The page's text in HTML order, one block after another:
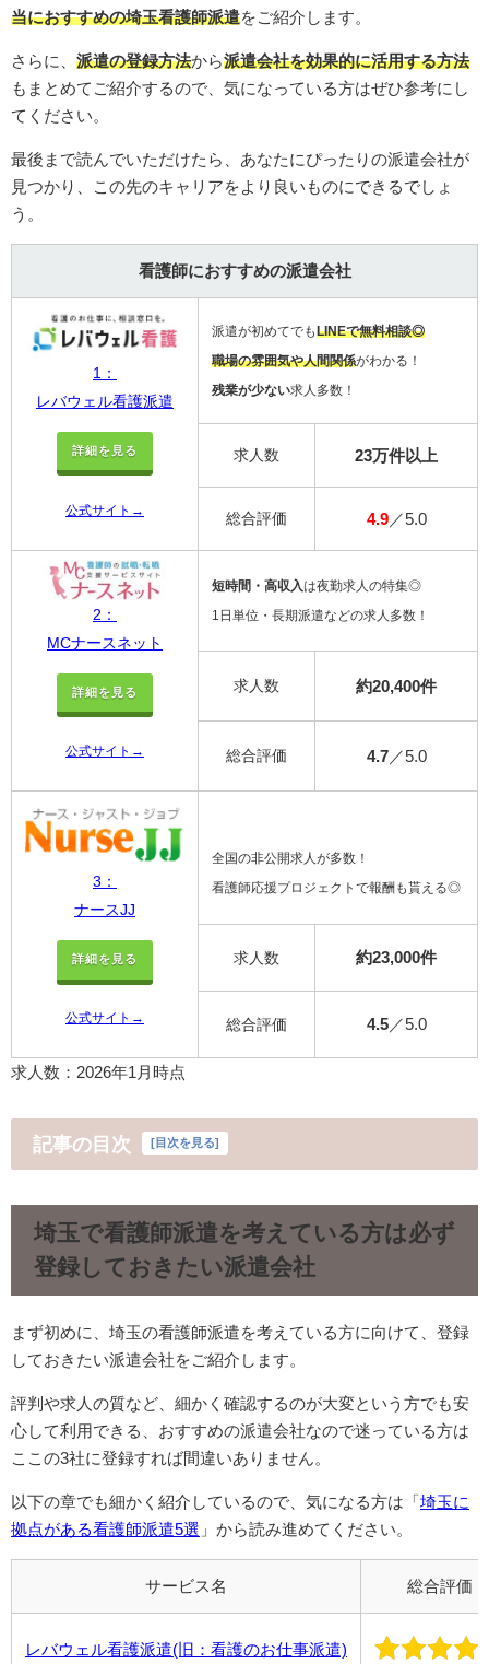
当におすすめの埼玉看護師派遣をご紹介します。
さらに、 派遣の登録方法から派遣会社を効果的に活用する方法
もまとめてご紹介するので、気になっている方はぜひ参考にし
てください。
最後まで読んでいただけたら、あなたにぴったりの派遣会社が
見つかり、この先のキャリアをより良いものにできるでしょ
う。
看護師におすすめの派遣会社
1：
レバウェル看護派遣
詳細を見る
公式サイト→
派遣が初めてでもLINEで無料相談◎
職場の雰囲気や人間関係がわかる！
残業が少ない求人多数！
求人数 23万件以上
総合評価 4.9／5.0
2：
MCナースネット
詳細を見る
公式サイト→
短時間・高収入は夜勤求人の特集◎
1日単位・長期派遣などの求人多数！
求人数 約20,400件
総合評価 4.7／5.0
3：
ナースJJ
詳細を見る
公式サイト→
全国の非公開求人が多数！
看護師応援プロジェクトで報酬も貰える◎
求人数 約23,000件
総合評価 4.5／5.0
求人数：2026年1月時点
記事の目次 [目次を見る]
埼玉で看護師派遣を考えている方は必ず
登録しておきたい派遣会社
まず初めに、埼玉の看護師派遣を考えている方に向けて、登録
しておきたい派遣会社をご紹介します。
評判や求人の質など、細かく確認するのが大変という方でも安
心して利用できる、おすすめの派遣会社なので迷っている方は
ここの3社に登録すれば間違いありません。
以下の章でも細かく紹介しているので、気になる方は「 埼玉に
拠点がある看護師派遣5選 」から読み進めてください。
サービス名 総合評価
レバウェル看護派遣(旧：看護のお仕事派遣)